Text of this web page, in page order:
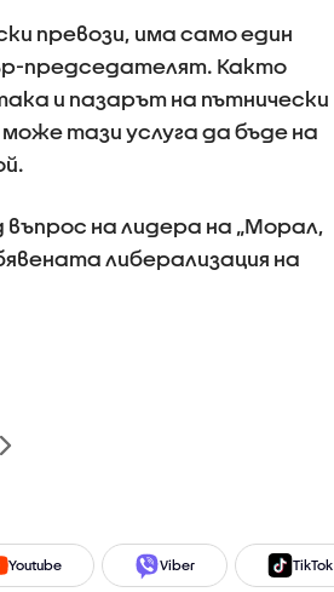
превози, има само един
председателят. Както
и пазарът на пътнически
тази услуга да бъде на
на лидера на „Морал,
либерализация на
Youtube Viber TikTok